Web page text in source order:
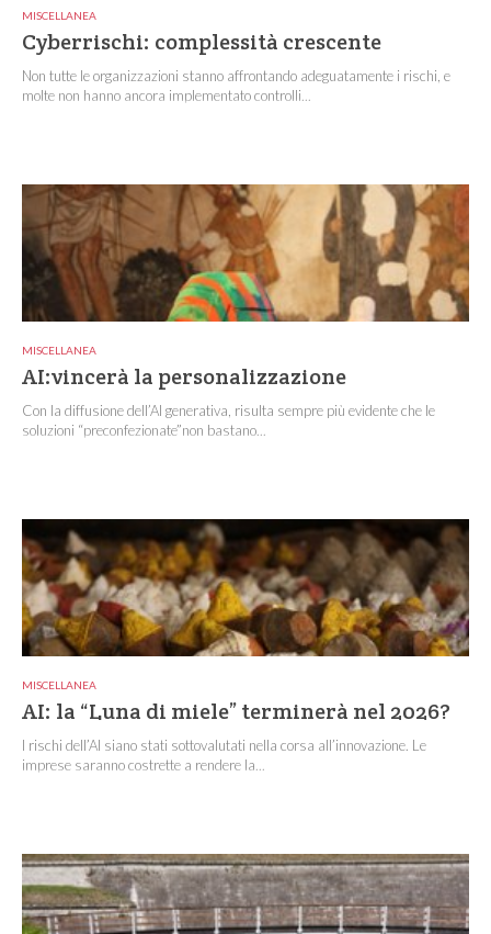
MISCELLANEA
Cyberrischi: complessità crescente
Non tutte le organizzazioni stanno affrontando adeguatamente i rischi, e
molte non hanno ancora implementato controlli...
MISCELLANEA
AI:vincerà la personalizzazione
Con la diffusione dell’AI generativa, risulta sempre più evidente che le
soluzioni “preconfezionate”non bastano...
MISCELLANEA
AI: la “Luna di miele” terminerà nel 2026?
I rischi dell’AI siano stati sottovalutati nella corsa all’innovazione. Le
imprese saranno costrette a rendere la...